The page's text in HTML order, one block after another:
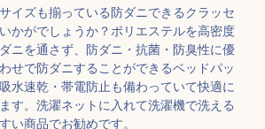
イズも揃っている防ダニできるクラッセ
かがでしょうか？ポリエステルを高密度
ニを通さず、防ダニ・抗菌・防臭性に優
せで防ダニすることができるベッドパッ
水速乾・帯電防止も備わっていて快適に
す。洗濯ネットに入れて洗濯機で洗える
い商品でお勧めです。